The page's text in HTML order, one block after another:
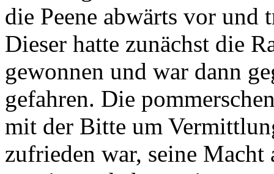
die Peene abwärts vor und
Dieser hatte zunächst die
gewonnen und war dann
gefahren. Die
mit der Bitte um
zufrieden war, seine